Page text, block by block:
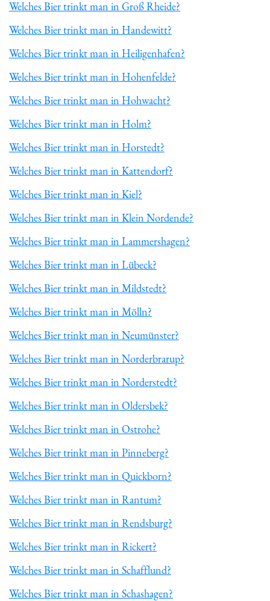
Welches Bier trinkt man in Groß Rheide?
Welches Bier trinkt man in Handewitt?
Welches Bier trinkt man in Heiligenhafen?
Welches Bier trinkt man in Hohenfelde?
Welches Bier trinkt man in Hohwacht?
Welches Bier trinkt man in Holm?
Welches Bier trinkt man in Horstedt?
Welches Bier trinkt man in Kattendorf?
Welches Bier trinkt man in Kiel?
Welches Bier trinkt man in Klein Nordende?
Welches Bier trinkt man in Lammershagen?
Welches Bier trinkt man in Lübeck?
Welches Bier trinkt man in Mildstedt?
Welches Bier trinkt man in Mölln?
Welches Bier trinkt man in Neumünster?
Welches Bier trinkt man in Norderbrarup?
Welches Bier trinkt man in Norderstedt?
Welches Bier trinkt man in Oldersbek?
Welches Bier trinkt man in Ostrohe?
Welches Bier trinkt man in Pinneberg?
Welches Bier trinkt man in Quickborn?
Welches Bier trinkt man in Rantum?
Welches Bier trinkt man in Rendsburg?
Welches Bier trinkt man in Rickert?
Welches Bier trinkt man in Schafflund?
Welches Bier trinkt man in Schashagen?